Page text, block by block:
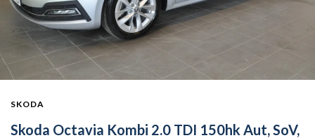
SKODA
Skoda Octavia Kombi 2.0 TDI 150hk Aut, SoV,